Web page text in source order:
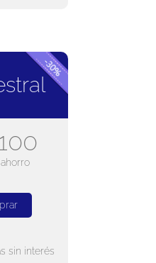
sin interés